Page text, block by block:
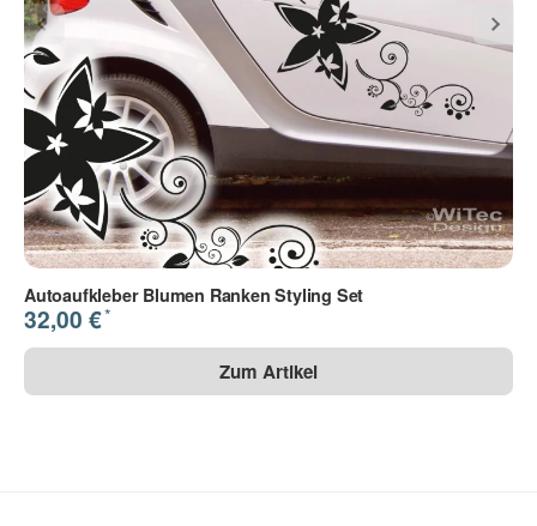
Autoaufkleber Blumen Ranken Styling Set
32,00 €*
Zum Artikel